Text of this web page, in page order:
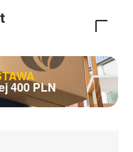
400 PLN